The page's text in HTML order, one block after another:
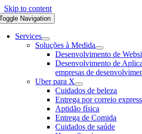
Skip to content
Navigation
Services
Soluções à Medida
Desenvolvimento de
Desenvolvimento de
empresas de
Uber para X
Cuidados de beleza
Entrega por correio
Aptidão física
Entrega de Comida
Cuidados de saúde